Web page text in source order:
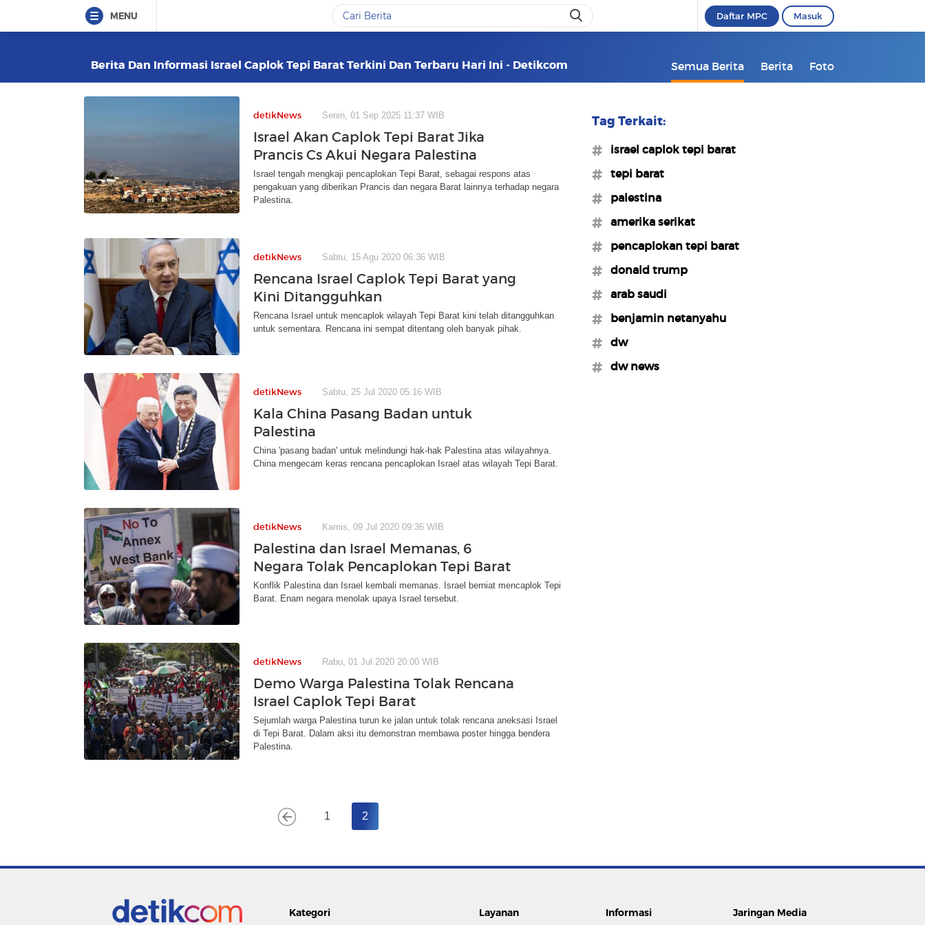
MENU Daftar MPC Masuk
Berita Dan Informasi Israel Caplok Tepi Barat Terkini Dan Terbaru Hari Ini - Detikcom Semua Berita Berita Foto
detikNews Senin, 01 Sep 2025 11:37 WIB
Israel Akan Caplok Tepi Barat Jika
Prancis Cs Akui Negara Palestina
Israel tengah mengkaji pencaplokan Tepi Barat, sebagai respons atas
pengakuan yang diberikan Prancis dan negara Barat lainnya terhadap negara
Palestina.
detikNews Sabtu, 15 Agu 2020 06:36 WIB
Rencana Israel Caplok Tepi Barat yang
Kini Ditangguhkan
Rencana Israel untuk mencaplok wilayah Tepi Barat kini telah ditangguhkan
untuk sementara. Rencana ini sempat ditentang oleh banyak pihak.
detikNews Sabtu, 25 Jul 2020 05:16 WIB
Kala China Pasang Badan untuk
Palestina
China 'pasang badan' untuk melindungi hak-hak Palestina atas wilayahnya.
China mengecam keras rencana pencaplokan Israel atas wilayah Tepi Barat.
detikNews Kamis, 09 Jul 2020 09:36 WIB
Palestina dan Israel Memanas, 6
Negara Tolak Pencaplokan Tepi Barat
Konflik Palestina dan Israel kembali memanas. Israel berniat mencaplok Tepi
Barat. Enam negara menolak upaya Israel tersebut.
detikNews Rabu, 01 Jul 2020 20:00 WIB
Demo Warga Palestina Tolak Rencana
Israel Caplok Tepi Barat
Sejumlah warga Palestina turun ke jalan untuk tolak rencana aneksasi Israel
di Tepi Barat. Dalam aksi itu demonstran membawa poster hingga bendera
Palestina.
1 2
Tag Terkait:
#israel caplok tepi barat
#tepi barat
#palestina
#amerika serikat
#pencaplokan tepi barat
#donald trump
#arab saudi
#benjamin netanyahu
#dw
#dw news
Kategori Layanan Informasi Jaringan Media